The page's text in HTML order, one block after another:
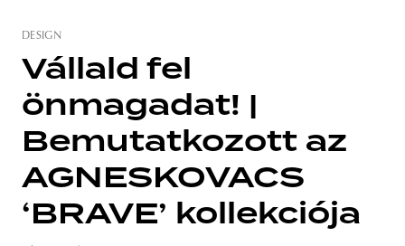
poland branding
DESIGN
Vállald fel
önmagadat! |
Bemutatkozott az
AGNESKOVACS
‘BRAVE’ kollekciója